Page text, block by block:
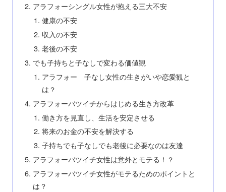
アラフォーシングル女性が抱える三大不安
健康の不安
収入の不安
老後の不安
でも子持ちと子なしで変わる価値観
アラフォー 子なし女性の生きがいや恋愛観と
は？
アラフォーバツイチからはじめる生き方改革
働き方を見直し、生活を安定させる
将来のお金の不安を解決する
子持ちでも子なしでも老後に必要なのは友達
アラフォーバツイチ女性は意外とモテる！？
アラフォーバツイチ女性がモテるためのポイントと
は？